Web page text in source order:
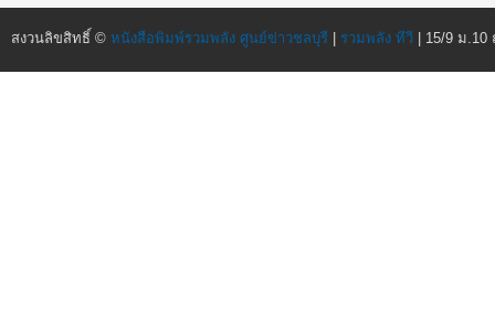
สงวนลิขสิทธิ์ © หนังสือพิมพ์รวมพลัง ศูนย์ข่าวชลบุรี | รวมพลัง ทีวี | 15/9 ม.10